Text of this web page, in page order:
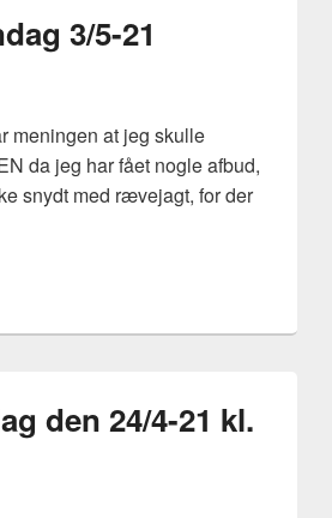
3/5-21
meningen at jeg skulle
da jeg har fået nogle afbud,
snydt med rævejagt, for der
3/5-21
den 24/4-21 kl.